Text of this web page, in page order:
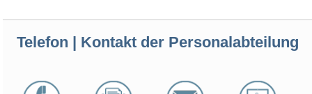
Telefon | Kontakt der Personalabteilung